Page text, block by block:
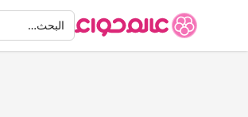
البحثالبحث…